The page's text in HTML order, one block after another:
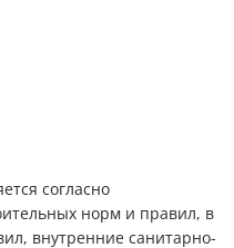
согласно
норм и правил, в
внутренние санитарно-